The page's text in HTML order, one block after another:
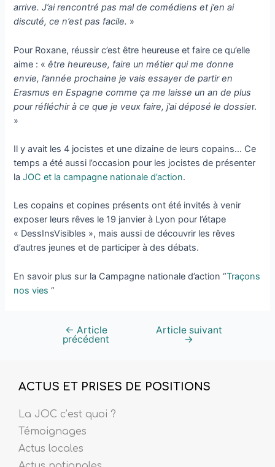
arrive. J’ai rencontré pas mal de comédiens et j’en ai
discuté, ce n’est pas facile. »
Pour Roxane, réussir c’est être heureuse et faire ce qu’elle
aime : «être heureuse, faire un métier qui me donne
envie, l’année prochaine je vais essayer de partir en
Erasmus en Espagne comme ça me laisse un an de plus
pour réfléchir à ce que je veux faire, j’ai déposé le dossier.
»
Il y avait les 4 jocistes et une dizaine de leurs copains… Ce
temps a été aussi l’occasion pour les jocistes de présenter
laJOC et la campagne nationale d’action.
Les copains et copines présents ont été invités à venir
exposer leurs rêves le 19 janvier à Lyon pour l’étape
« DessInsVisibles », mais aussi de découvrir les rêves
d’autres jeunes et de participer à des débats.
En savoir plus sur la Campagne nationale d’action “Traçons
nos vies “
← Article
précédent
Article suivant
→
ACTUS ET PRISES DE POSITIONS
La JOC c’est quoi ?
Témoignages
Actus locales